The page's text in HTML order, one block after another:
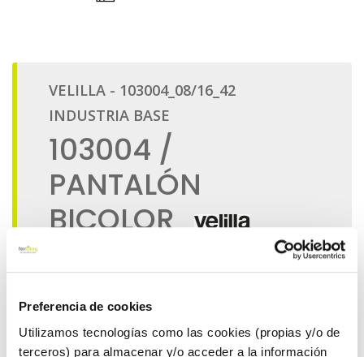
Preferencia de cookies
Utilizamos tecnologías como las cookies (propias y/o de
terceros) para almacenar y/o acceder a la información